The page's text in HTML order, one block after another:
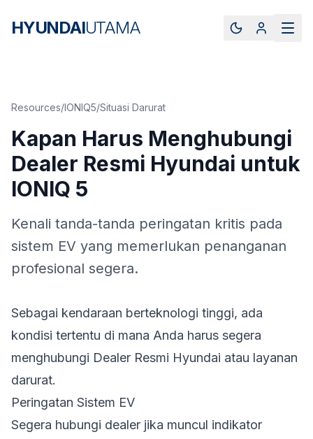
HYUNDAIUTAMA
Resources/IONIQ5/Situasi Darurat
Kapan Harus Menghubungi
Dealer Resmi Hyundai untuk
IONIQ 5
Kenali tanda-tanda peringatan kritis pada
sistem EV yang memerlukan penanganan
profesional segera.
Sebagai kendaraan berteknologi tinggi, ada
kondisi tertentu di mana Anda harus segera
menghubungi Dealer Resmi Hyundai atau layanan
darurat.
Peringatan Sistem EV
Segera hubungi dealer jika muncul indikator